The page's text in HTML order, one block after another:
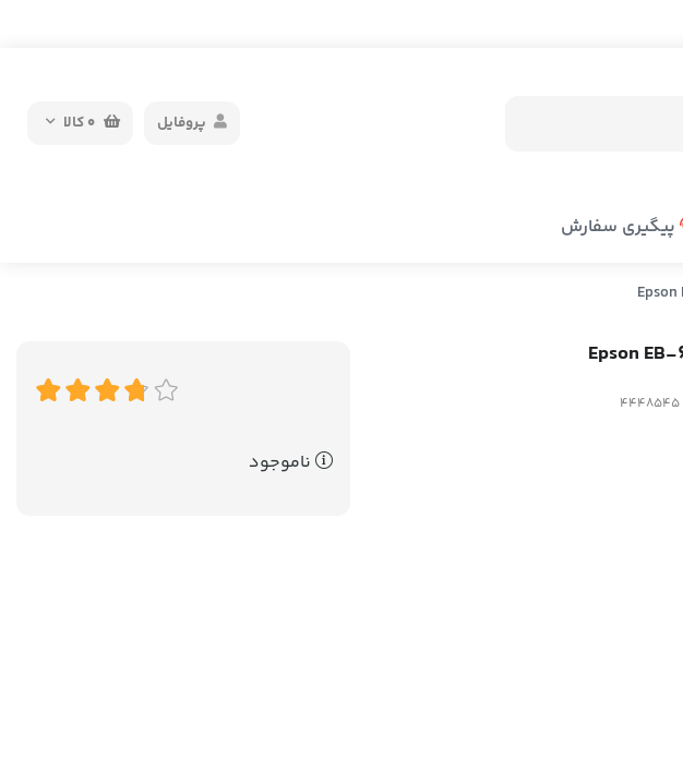
0کالا پروفایل
پیگیری سفارش
ناموجود